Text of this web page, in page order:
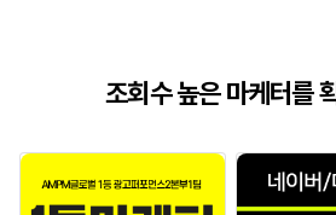
조회수 높은 마케터를